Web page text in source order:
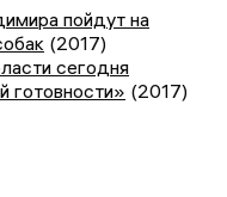
пойдут на
(2017)
сегодня
готовности» (2017)